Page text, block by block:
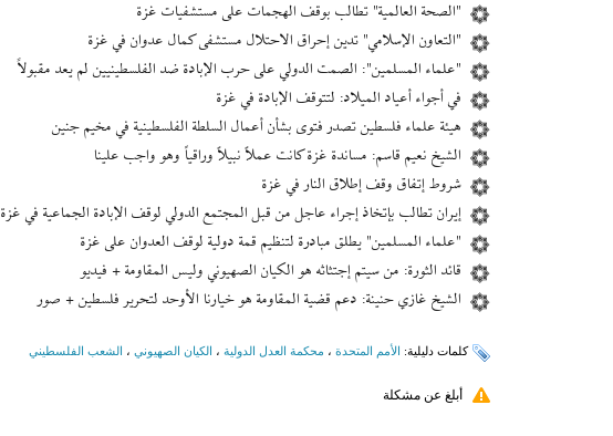
"الصحة العالمية" تطالب بوقف الهجمات على مستشفيات غزة
"التعاون الإسلامي" تدين إحراق الاحتلال مستشفى كمال عدوان في غزة
"علماء المسلمين": الصمت الدولي على حرب الإبادة ضد الفلسطينيين لم يعد مقبولاً
في أجواء أعياد الميلاد: لتتوقف الإبادة في غزة
هيئة علماء فلسطين تصدر فتوى بشأن أعمال السلطة الفلسطينية في مخيم جنين
الشيخ نعيم قاسم: ‫مساندة غزة كانت عملاً نبيلاً وراقياً وهو واجب ‫علينا
شروط إتفاق وقف إطلاق النار في غزة
إیران تطالب بإتخاذ إجراء عاجل من قبل المجتمع الدولي لوقف الإبادة الجماعية في غزة
"علماء المسلمين" يطلق مبادرة لتنظيم قمة دولية لوقف العدوان على غزة
قائد الثورة: من سيتم إجتثاثه هو الكيان الصهيوني وليس المقاومة + فيديو
الشيخ غازي حنينة: دعم قضية المقاومة هو خيارنا الأوحد لتحرير فلسطين + صور
کلمات دلیلیة: الأمم المتحدة ، محكمة العدل الدولية ، الكيان الصهيوني ، الشعب الفلسطيني
أبلغ عن مشكلة